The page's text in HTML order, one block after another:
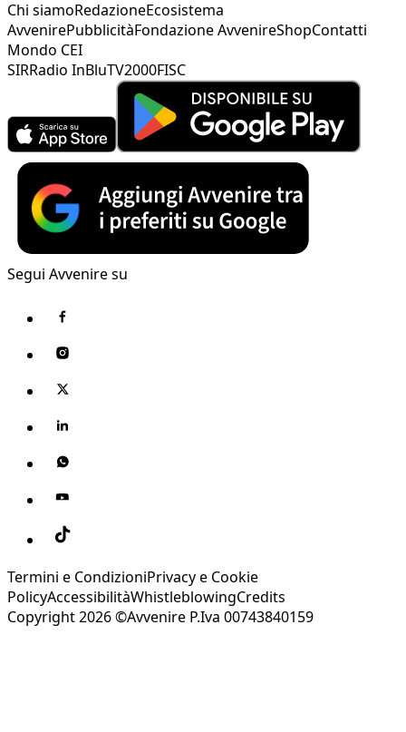
Chi siamoRedazioneEcosistema
AvvenirePubblicitàFondazione AvvenireShopContatti
Mondo CEI
SIRRadio InBluTV2000FISC
Segui Avvenire su
Termini e CondizioniPrivacy e Cookie
PolicyAccessibilitàWhistleblowingCredits
Copyright 2026 ©Avvenire P.Iva 00743840159